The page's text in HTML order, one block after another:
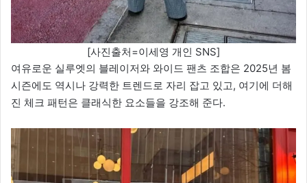
[사진출처=이세영 개인 SNS]
여유로운 실루엣의 블레이저와 와이드 팬츠 조합은 2025년 봄
시즌에도 역시나 강력한 트렌드로 자리 잡고 있고, 여기에 더해
진 체크 패턴은 클래식한 요소들을 강조해 준다.